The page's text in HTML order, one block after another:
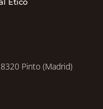
Pinto (Madrid)